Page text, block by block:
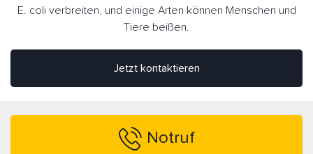
Jetzt kontaktieren
E. coli verbreiten, und einige Arten können Menschen und
Tiere beißen.
Notruf